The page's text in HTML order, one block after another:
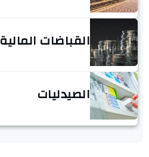
القباضات المالية
الصيدليات